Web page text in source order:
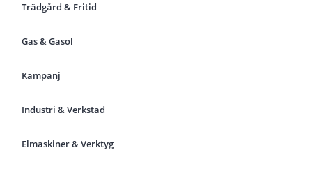
Trädgård & Fritid
Gas & Gasol
Kampanj
Industri & Verkstad
Elmaskiner & Verktyg